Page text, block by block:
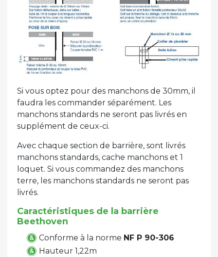
Si vous optez pour des manchons de 30mm, il
faudra les commander séparément. Les
manchons standards ne seront pas livrés en
supplément de ceux-ci.
Avec chaque section de barrière, sont livrés
manchons standards, cache manchons et 1
loquet. Si vous commandez des manchons
terre, les manchons standards ne seront pas
livrés.
Caractéristiques de la barrière
Beethoven
Conforme à la norme NF P 90-306
Hauteur 1,22m